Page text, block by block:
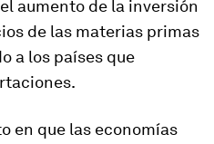
aumento de la inversión
de las materias primas
a los países que
en que las economías